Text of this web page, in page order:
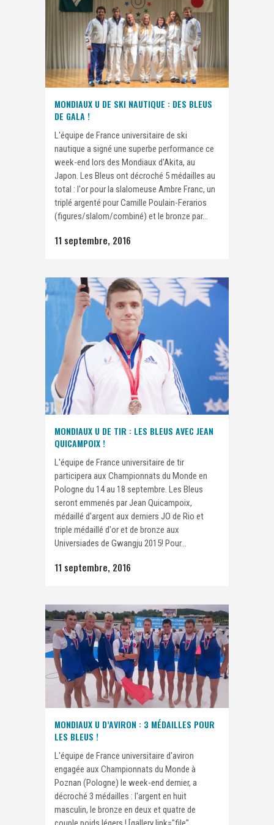
MONDIAUX U DE SKI NAUTIQUE : DES BLEUS
DE GALA !
L'équipe de France universitaire de ski
nautique a signé une superbe performance ce
week-end lors des Mondiaux d'Akita, au
Japon. Les Bleus ont décroché 5 médailles au
total : l'or pour la slalomeuse Ambre Franc, un
triplé argenté pour Camille Poulain-Ferarios
(figures/slalom/combiné) et le bronze par...
11 septembre, 2016
MONDIAUX U DE TIR : LES BLEUS AVEC JEAN
QUICAMPOIX !
L'équipe de France universitaire de tir
participera aux Championnats du Monde en
Pologne du 14 au 18 septembre. Les Bleus
seront emmenés par Jean Quicampoix,
médaillé d'argent aux derniers JO de Rio et
triple médaillé d'or et de bronze aux
Universiades de Gwangju 2015! Pour...
11 septembre, 2016
MONDIAUX U D’AVIRON : 3 MÉDAILLES POUR
LES BLEUS !
L'équipe de France universitaire d'aviron
engagée aux Championnats du Monde à
Poznan (Pologne) le week-end dernier, a
décroché 3 médailles : l'argent en huit
masculin, le bronze en deux et quatre de